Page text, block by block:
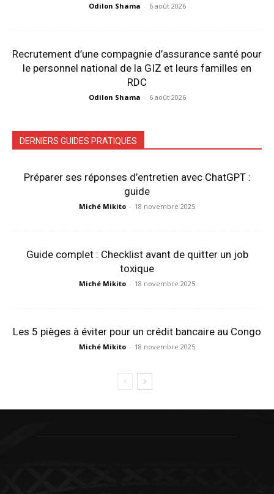
Odilon Shama - 6 août 2026
Recrutement d’une compagnie d’assurance santé pour
le personnel national de la GIZ et leurs familles en
RDC
Odilon Shama - 6 août 2026
DERNIERS GUIDES PRATIQUES
Préparer ses réponses d’entretien avec ChatGPT :
guide
Miché Mikito - 18 novembre 2025
Guide complet : Checklist avant de quitter un job
toxique
Miché Mikito - 18 novembre 2025
Les 5 pièges à éviter pour un crédit bancaire au Congo
Miché Mikito - 18 novembre 2025